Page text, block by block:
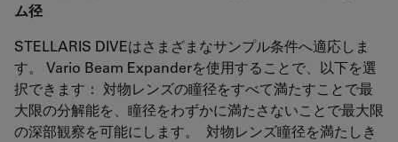
ム径
STELLARIS DIVEはさまざまなサンプル条件へ適応しま
す。 Vario Beam Expanderを使用することで、以下を選
択できます： 対物レンズの瞳径をすべて満たすことで最
大限の分解能を、瞳径をわずかに満たさないことで最大限
の深部観察を可能にします。 対物レンズ瞳径を満たしき